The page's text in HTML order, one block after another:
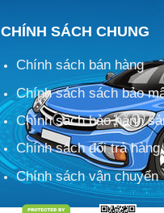
CHÍNH SÁCH CHUNG
Chính sách bán hàng
Chính sách sách bảo
Chính sách bảo hành
Chính sách đổi trả hàng
Chính sách vận chuyển